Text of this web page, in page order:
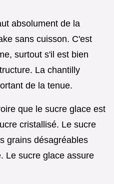
absolument de la
sans cuisson. C'est
surtout s'il est bien
La chantilly
de la tenue.
que le sucre glace est
cristallisé. Le sucre
grains désagréables
Le sucre glace assure